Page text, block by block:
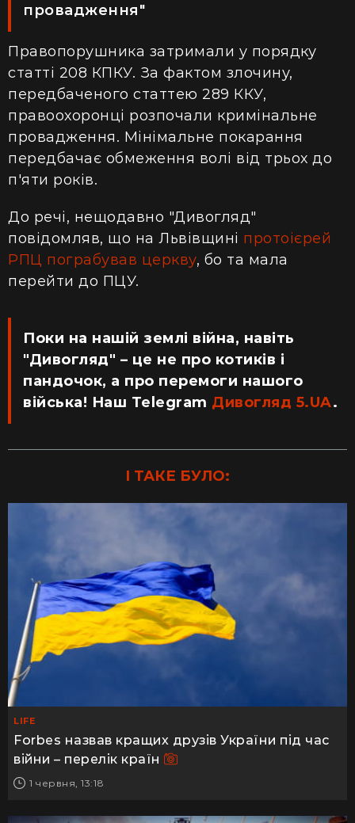
провадження"
Правопорушника затримали у порядку
статті 208 КПКУ. За фактом злочину,
передбаченого статтею 289 ККУ,
правоохоронці розпочали кримінальне
провадження. Мінімальне покарання
передбачає обмеження волі від трьох до
п'яти років.
До речі, нещодавно "Дивогляд"
повідомляв, що на Львівщині протоієрей
РПЦ пограбував церкву, бо та мала
перейти до ПЦУ.
Поки на нашій землі війна, навіть
"Дивогляд" – це не про котиків і
пандочок, а про перемоги нашого
війська! Наш Telegram Дивогляд 5.UA.
І ТАКЕ БУЛО:
LIFE
Forbes назвав кращих друзів України під час
війни – перелік країн
1 червня, 13:18